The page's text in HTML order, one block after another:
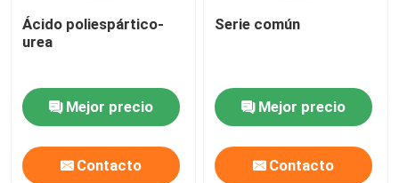
Alcohol furfuril
DMF
Ácido húmico
Ácido poliespártico-
urea
Mejor precio
Contacto
Serie común
Mejor precio
Contacto